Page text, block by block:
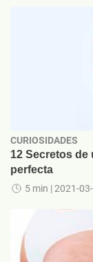
CURIOSIDADES
12 Secretos de
perfecta
5 min | 2021-